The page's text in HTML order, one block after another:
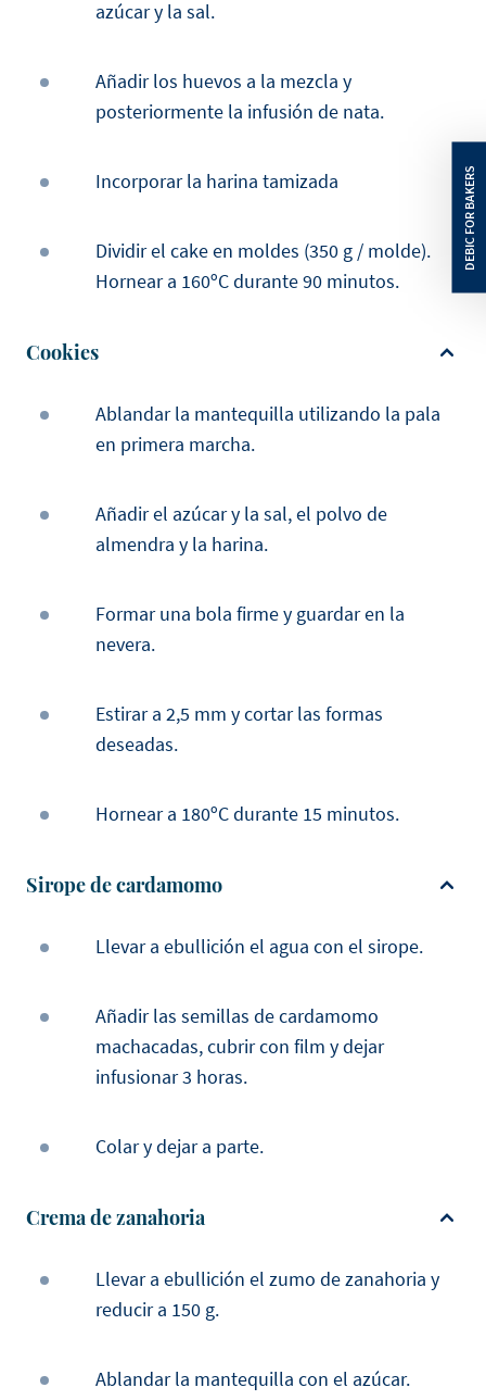
azúcar y la sal.
Añadir los huevos a la mezcla y
posteriormente la infusión de nata.
Incorporar la harina tamizada
Dividir el cake en moldes (350 g / molde).
Hornear a 160ºC durante 90 minutos.
Cookies
Ablandar la mantequilla utilizando la pala
en primera marcha.
Añadir el azúcar y la sal, el polvo de
almendra y la harina.
Formar una bola firme y guardar en la
nevera.
Estirar a 2,5 mm y cortar las formas
deseadas.
Hornear a 180ºC durante 15 minutos.
Sirope de cardamomo
Llevar a ebullición el agua con el sirope.
Añadir las semillas de cardamomo
machacadas, cubrir con film y dejar
infusionar 3 horas.
Colar y dejar a parte.
Crema de zanahoria
Llevar a ebullición el zumo de zanahoria y
reducir a 150 g.
Ablandar la mantequilla con el azúcar.